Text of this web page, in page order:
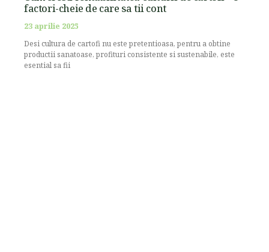
factori-cheie de care sa tii cont
23 aprilie 2025
Desi cultura de cartofi nu este pretentioasa, pentru a obtine
productii sanatoase, profituri consistente si sustenabile, este
esential sa fii